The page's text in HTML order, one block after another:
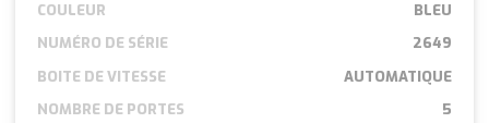
COULEUR
BLEU
NUMÉRO DE SÉRIE
2649
BOITE DE VITESSE
AUTOMATIQUE
NOMBRE DE PORTES
5